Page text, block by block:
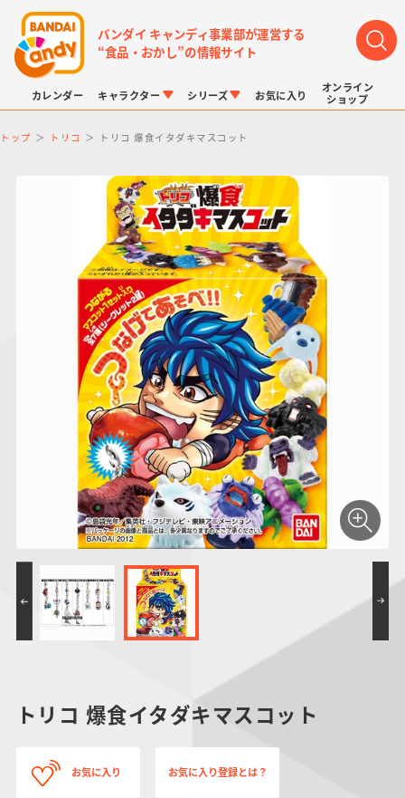
バンダイ キャンディ事業部が運営する
“食品・おかし”の情報サイト
カレンダー キャラクター
LINK TRAVELERS
仮面ライダーシリー
ズ
PROJECT R.E.D.・
スーパー戦隊シリー
プリキュアシリーズ
ガンダムシリーズ
ポケットモンスター
ドラゴンボール
アンパンマン
シリーズ
チョコボックス
キャラパキ
つりグミ
チョコサプ
にふぉるめーしょん
＆スクエアシール
SMPシリーズ
ポケモンキッズ
ポケモンスケールワ
ールド
お気に入り
オンライン
ショップ
トップ トリコ トリコ 爆食イタダキマスコット
トリコ 爆食イタダキマスコット
お気に入り お気に入り登録とは？